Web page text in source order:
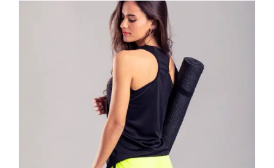
múltiples
variantes.
Las
opciones
pueden
elegir
en
la
página